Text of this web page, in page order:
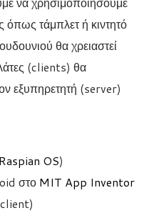
τάμπλετ ή κιντητό
θα χρειαστεί
(clients) θα
εξυπηρετητή (server)
Raspian OS)
στο MIT App Inventor